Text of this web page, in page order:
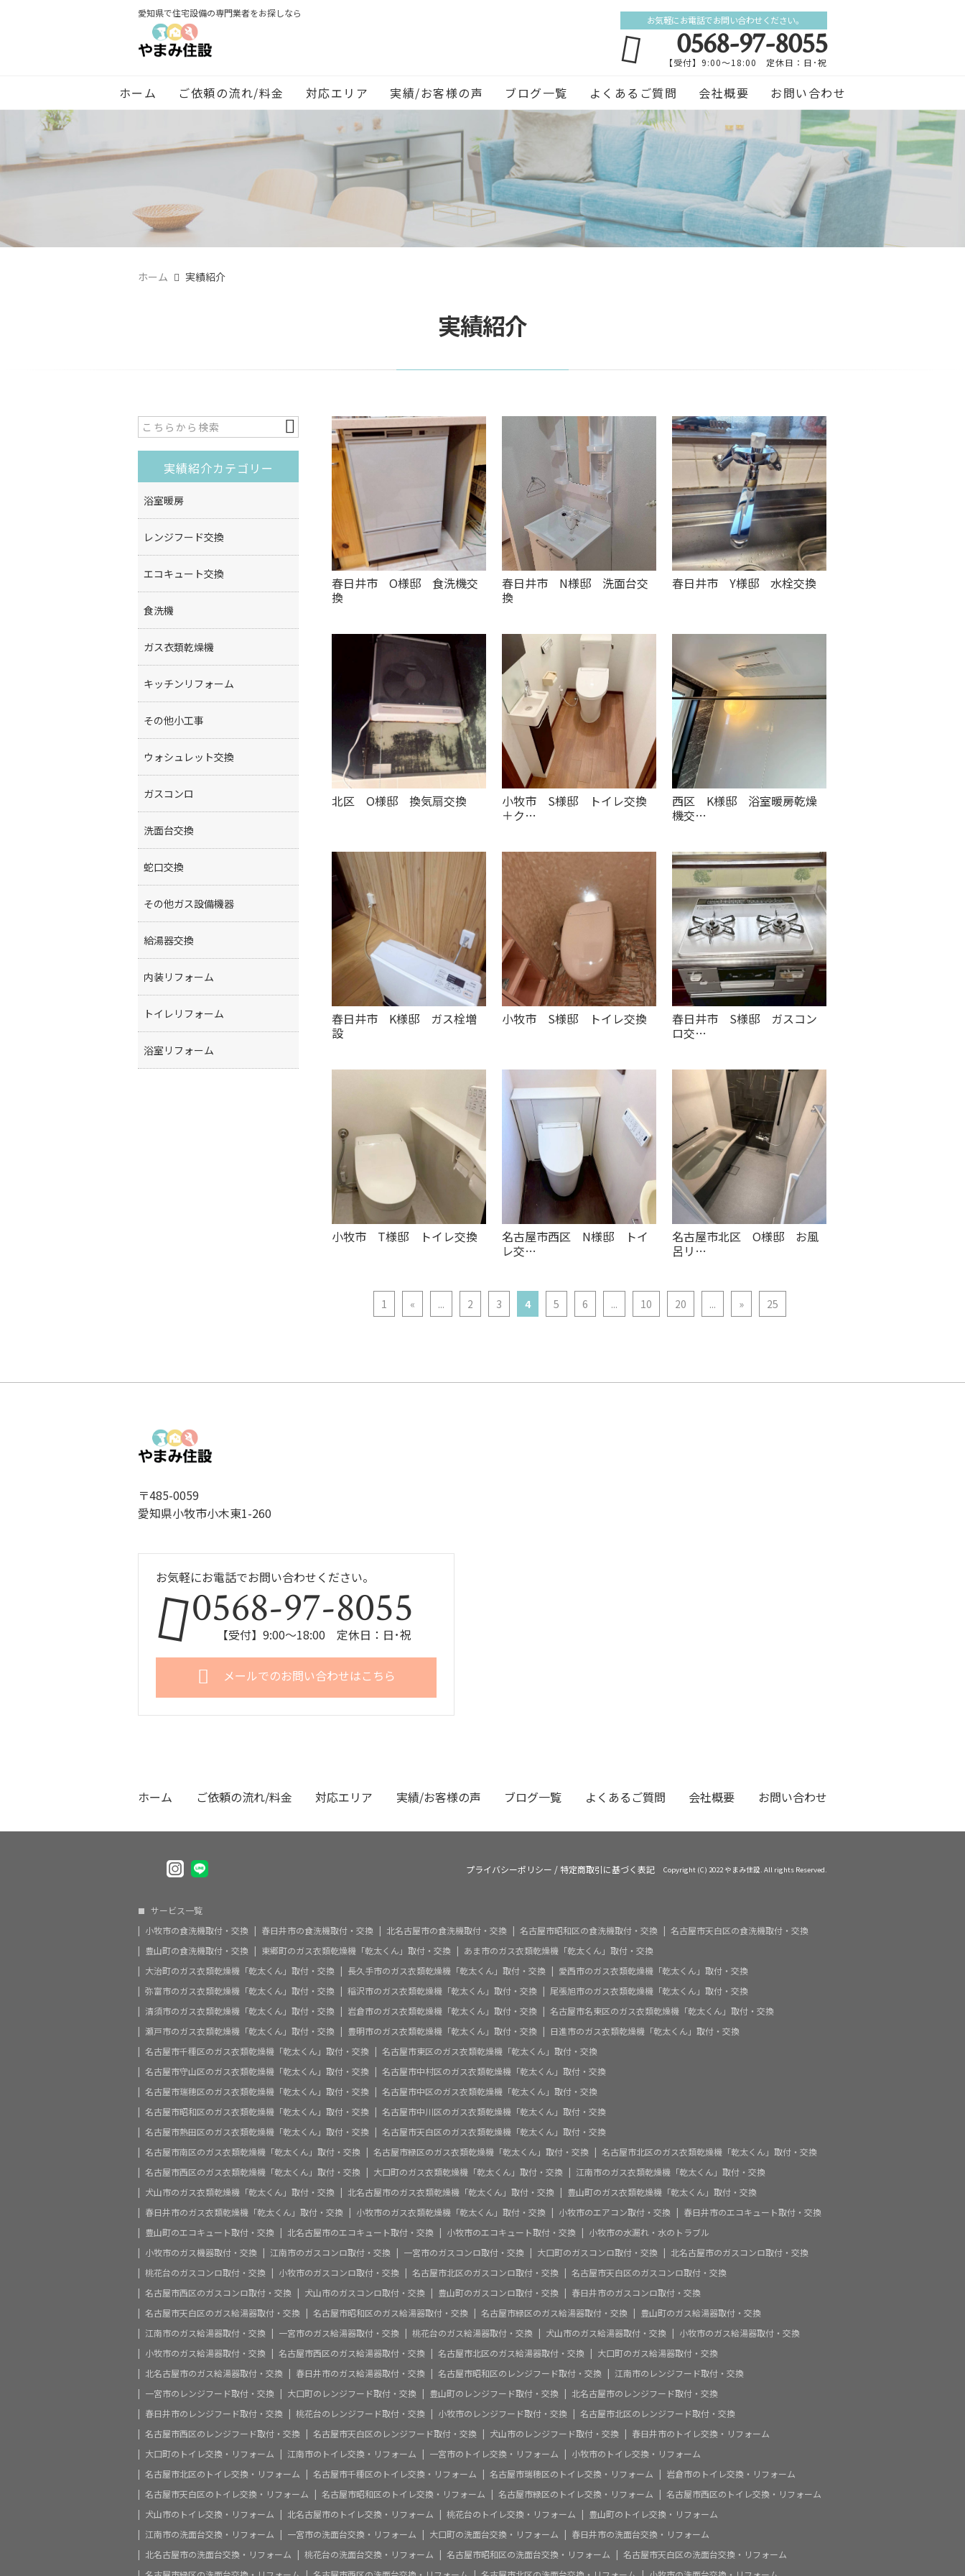
愛知県で住宅設備の専門業者をお探しなら
お気軽にお電話でお問い合わせください。
0568-97-8055
【受付】9:00～18:00 定休日：日･祝
ホーム ご依頼の流れ/料金 対応エリア 実績/お客様の声 ブログ一覧 よくあるご質問 会社概要 お問い合わせ
ホーム 実績紹介
実績紹介
春日井市 O様邸 食洗機交
換
春日井市 N様邸 洗面台交
換
春日井市 Y様邸 水栓交換
北区 O様邸 換気扇交換
小牧市 S様邸 トイレ交換
＋ク…
西区 K様邸 浴室暖房乾燥
機交…
春日井市 K様邸 ガス栓増
設
小牧市 S様邸 トイレ交換
春日井市 S様邸 ガスコン
ロ交…
小牧市 T様邸 トイレ交換
名古屋市西区 N様邸 トイ
レ交…
名古屋市北区 O様邸 お風
呂リ…
1 « ... 2 3 4 5 6 ... 10 20 ... » 25
実績紹介カテゴリー
浴室暖房
レンジフード交換
エコキュート交換
食洗機
ガス衣類乾燥機
キッチンリフォーム
その他小工事
ウォシュレット交換
ガスコンロ
洗面台交換
蛇口交換
その他ガス設備機器
給湯器交換
内装リフォーム
トイレリフォーム
浴室リフォーム
〒485-0059
愛知県小牧市小木東1-260
お気軽にお電話でお問い合わせください。
0568-97-8055
【受付】9:00～18:00 定休日：日･祝
メールでのお問い合わせはこちら
ホーム ご依頼の流れ/料金 対応エリア 実績/お客様の声 ブログ一覧 よくあるご質問 会社概要 お問い合わせ
プライバシーポリシー /特定商取引に基づく表記 Copyright (C) 2022 やまみ住設. All rights Reserved.
サービス一覧
小牧市の食洗機取付・交換
春日井市の食洗機取付・交換 北名古屋市の食洗機取付・交換 名古屋市昭和区の食洗機取付・交換
名古屋市天白区の食洗機取付・交換
豊山町の食洗機取付・交換
東郷町のガス衣類乾燥機「乾太くん」取付・交換
あま市のガス衣類乾燥機「乾太くん」取付・交換
大治町のガス衣類乾燥機「乾太くん」取付・交換
長久手市のガス衣類乾燥機「乾太くん」取付・交換
愛西市のガス衣類乾燥機「乾太くん」取付・交換
弥富市のガス衣類乾燥機「乾太くん」取付・交換
稲沢市のガス衣類乾燥機「乾太くん」取付・交換
尾張旭市のガス衣類乾燥機「乾太くん」取付・交換
清須市のガス衣類乾燥機「乾太くん」取付・交換
岩倉市のガス衣類乾燥機「乾太くん」取付・交換
名古屋市名東区のガス衣類乾燥機「乾太くん」取付・交換
瀬戸市のガス衣類乾燥機「乾太くん」取付・交換
豊明市のガス衣類乾燥機「乾太くん」取付・交換
日進市のガス衣類乾燥機「乾太くん」取付・交換
名古屋市千種区のガス衣類乾燥機「乾太くん」取付・交換
名古屋市東区のガス衣類乾燥機「乾太くん」取付・交換
名古屋市守山区のガス衣類乾燥機「乾太くん」取付・交換
名古屋市中村区のガス衣類乾燥機「乾太くん」取付・交換
名古屋市瑞穂区のガス衣類乾燥機「乾太くん」取付・交換
名古屋市中区のガス衣類乾燥機「乾太くん」取付・交換
名古屋市昭和区のガス衣類乾燥機「乾太くん」取付・交換
名古屋市中川区のガス衣類乾燥機「乾太くん」取付・交換
名古屋市熱田区のガス衣類乾燥機「乾太くん」取付・交換
名古屋市天白区のガス衣類乾燥機「乾太くん」取付・交換
名古屋市南区のガス衣類乾燥機「乾太くん」取付・交換
名古屋市緑区のガス衣類乾燥機「乾太くん」取付・交換
名古屋市北区のガス衣類乾燥機「乾太くん」取付・交換
名古屋市西区のガス衣類乾燥機「乾太くん」取付・交換
大口町のガス衣類乾燥機「乾太くん」取付・交換
江南市のガス衣類乾燥機「乾太くん」取付・交換
犬山市のガス衣類乾燥機「乾太くん」取付・交換
北名古屋市のガス衣類乾燥機「乾太くん」取付・交換
豊山町のガス衣類乾燥機「乾太くん」取付・交換
春日井市のガス衣類乾燥機「乾太くん」取付・交換
小牧市のガス衣類乾燥機「乾太くん」取付・交換 小牧市のエアコン取付・交換
春日井市のエコキュート取付・交換
豊山町のエコキュート取付・交換
北名古屋市のエコキュート取付・交換 小牧市のエコキュート取付・交換
小牧市の水漏れ・水のトラブル
小牧市のガス機器取付・交換
江南市のガスコンロ取付・交換 一宮市のガスコンロ取付・交換 大口町のガスコンロ取付・交換
北名古屋市のガスコンロ取付・交換
桃花台のガスコンロ取付・交換
小牧市のガスコンロ取付・交換 名古屋市北区のガスコンロ取付・交換
名古屋市天白区のガスコンロ取付・交換
名古屋市西区のガスコンロ取付・交換
犬山市のガスコンロ取付・交換 豊山町のガスコンロ取付・交換
春日井市のガスコンロ取付・交換
名古屋市天白区のガス給湯器取付・交換
名古屋市昭和区のガス給湯器取付・交換 名古屋市緑区のガス給湯器取付・交換
豊山町のガス給湯器取付・交換
江南市のガス給湯器取付・交換
一宮市のガス給湯器取付・交換 桃花台のガス給湯器取付・交換 犬山市のガス給湯器取付・交換
小牧市のガス給湯器取付・交換
小牧市のガス給湯器取付・交換
名古屋市西区のガス給湯器取付・交換 名古屋市北区のガス給湯器取付・交換
大口町のガス給湯器取付・交換
北名古屋市のガス給湯器取付・交換
春日井市のガス給湯器取付・交換 名古屋市昭和区のレンジフード取付・交換
江南市のレンジフード取付・交換
一宮市のレンジフード取付・交換
大口町のレンジフード取付・交換 豊山町のレンジフード取付・交換
北名古屋市のレンジフード取付・交換
春日井市のレンジフード取付・交換
桃花台のレンジフード取付・交換 小牧市のレンジフード取付・交換
名古屋市北区のレンジフード取付・交換
名古屋市西区のレンジフード取付・交換
名古屋市天白区のレンジフード取付・交換 犬山市のレンジフード取付・交換
春日井市のトイレ交換・リフォーム
大口町のトイレ交換・リフォーム
江南市のトイレ交換・リフォーム 一宮市のトイレ交換・リフォーム
小牧市のトイレ交換・リフォーム
名古屋市北区のトイレ交換・リフォーム
名古屋市千種区のトイレ交換・リフォーム 名古屋市瑞穂区のトイレ交換・リフォーム
岩倉市のトイレ交換・リフォーム
名古屋市天白区のトイレ交換・リフォーム
名古屋市昭和区のトイレ交換・リフォーム 名古屋市緑区のトイレ交換・リフォーム
名古屋市西区のトイレ交換・リフォーム
犬山市のトイレ交換・リフォーム
北名古屋市のトイレ交換・リフォーム 桃花台のトイレ交換・リフォーム
豊山町のトイレ交換・リフォーム
江南市の洗面台交換・リフォーム
一宮市の洗面台交換・リフォーム 大口町の洗面台交換・リフォーム
春日井市の洗面台交換・リフォーム
北名古屋市の洗面台交換・リフォーム
桃花台の洗面台交換・リフォーム 名古屋市昭和区の洗面台交換・リフォーム
名古屋市天白区の洗面台交換・リフォーム